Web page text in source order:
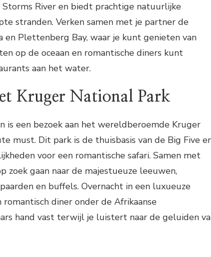
River en biedt prachtige natuurlijke
stranden. Verken samen met je partner de
en Plettenberg Bay, waar je kunt genieten van
op de oceaan en romantische diners kunt
aan het water.
Kruger National Park
is een bezoek aan het wereldberoemde Kruger
must. Dit park is de thuisbasis van de Big Five
voor een romantische safari. Samen met
zoek gaan naar de majestueuze leeuwen,
en buffels. Overnacht in een luxueuze
diner onder de Afrikaanse
hand vast terwijl je luistert naar de geluiden